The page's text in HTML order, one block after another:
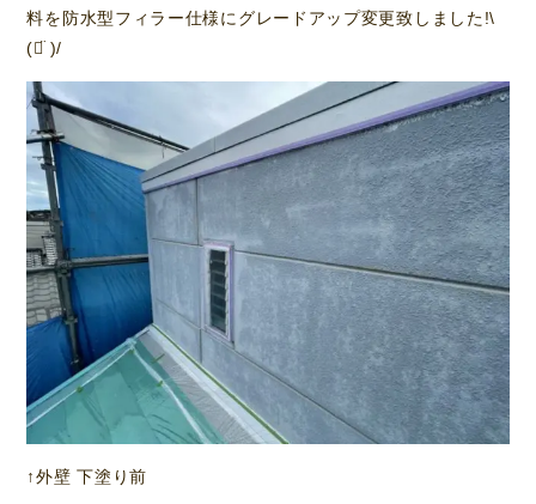
料を防水型フィラー仕様にグレードアップ変更致しました!\
(ᯅ̈ )/
↑外壁 下塗り前